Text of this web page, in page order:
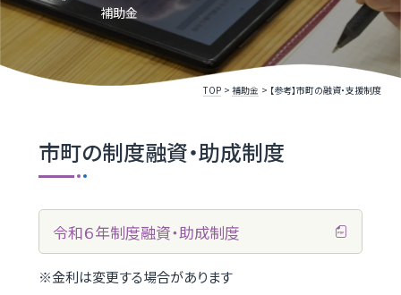
補助金
TOP 補助金 【参考】市町の融資・支援制度
市町の制度融資・助成制度
令和６年制度融資・助成制度
金利は変更する場合があります